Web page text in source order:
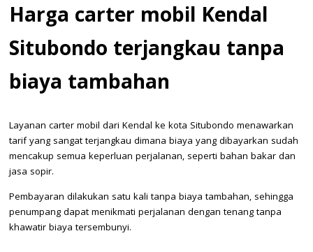
Harga carter mobil Kendal
Situbondo terjangkau tanpa
biaya tambahan
Layanan carter mobil dari Kendal ke kota Situbondo menawarkan
tarif yang sangat terjangkau dimana biaya yang dibayarkan sudah
mencakup semua keperluan perjalanan, seperti bahan bakar dan
jasa sopir.
Pembayaran dilakukan satu kali tanpa biaya tambahan, sehingga
penumpang dapat menikmati perjalanan dengan tenang tanpa
khawatir biaya tersembunyi.